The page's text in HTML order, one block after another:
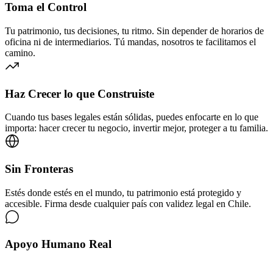
Toma el Control
Tu patrimonio, tus decisiones, tu ritmo. Sin depender de horarios de
oficina ni de intermediarios. Tú mandas, nosotros te facilitamos el
camino.
Haz Crecer lo que Construiste
Cuando tus bases legales están sólidas, puedes enfocarte en lo que
importa: hacer crecer tu negocio, invertir mejor, proteger a tu familia.
Sin Fronteras
Estés donde estés en el mundo, tu patrimonio está protegido y
accesible. Firma desde cualquier país con validez legal en Chile.
Apoyo Humano Real